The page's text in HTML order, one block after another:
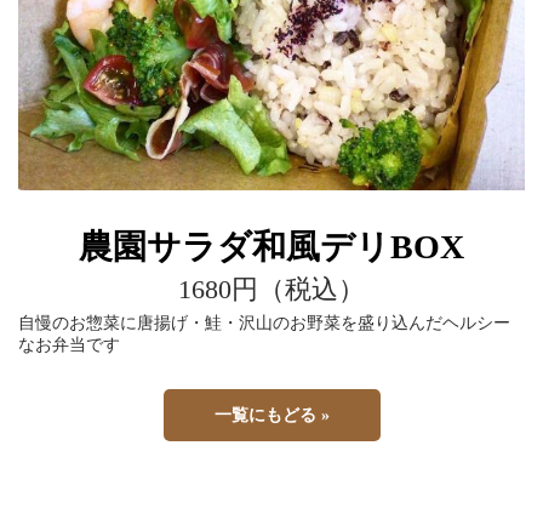
農園サラダ和風デリBOX
1680円（税込）
自慢のお惣菜に唐揚げ・鮭・沢山のお野菜を盛り込んだヘルシー
なお弁当です
一覧にもどる »